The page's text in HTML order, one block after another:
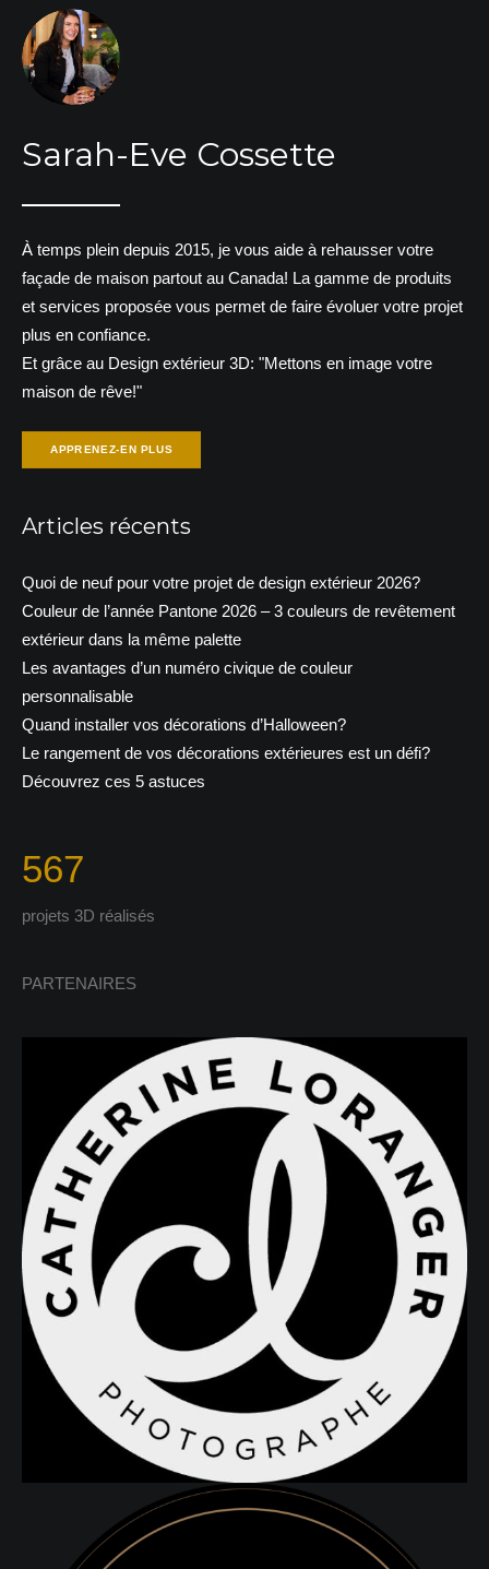
Sarah-Eve Cossette
À temps plein depuis 2015, je vous aide à rehausser votre
façade de maison partout au Canada! La gamme de produits
et services proposée vous permet de faire évoluer votre projet
plus en confiance.
Et grâce au Design extérieur 3D: "Mettons en image votre
maison de rêve!"
APPRENEZ-EN PLUS
Articles récents
Quoi de neuf pour votre projet de design extérieur 2026?
Couleur de l’année Pantone 2026 – 3 couleurs de revêtement
extérieur dans la même palette
Les avantages d’un numéro civique de couleur
personnalisable
Quand installer vos décorations d’Halloween?
Le rangement de vos décorations extérieures est un défi?
Découvrez ces 5 astuces
567
projets 3D réalisés
PARTENAIRES